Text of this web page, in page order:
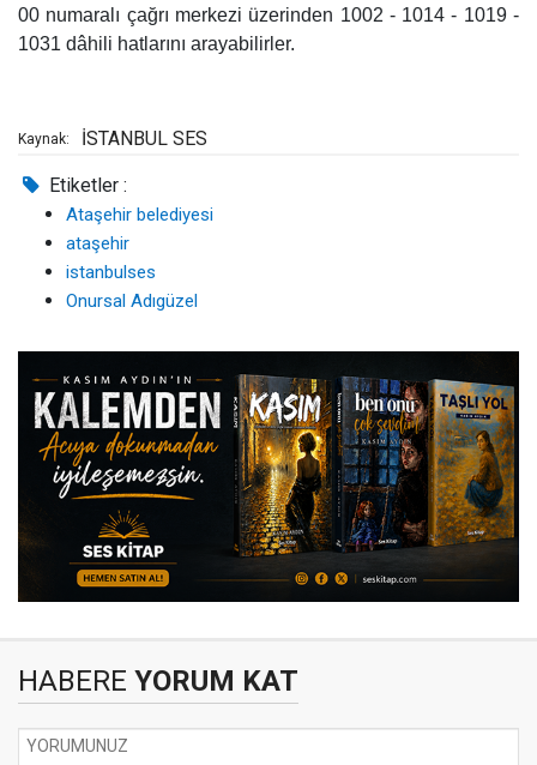
00 numaralı çağrı merkezi üzerinden 1002 - 1014 - 1019 -
1031 dâhili hatlarını arayabilirler.
Kaynak: İSTANBUL SES
Etiketler :
Ataşehir belediyesi
ataşehir
istanbulses
Onursal Adıgüzel
HABERE YORUM KAT